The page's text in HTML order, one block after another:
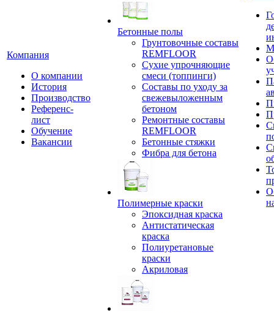
Компания
О компании
История
Производство
Референс-
лист
Обучение
Вакансии
Бетонные полы
Грунтовочные составы
REMFLOOR
Сухие упрочняющие
смеси (топпинги)
Составы по уходу за
свежевыложенным
бетоном
Ремонтные составы
REMFLOOR
Бетонные стяжки
Фибра для бетона
Полимерные краски
Эпоксидная краска
Антистатическая
краска
Полиуретановые
краски
Акриловая